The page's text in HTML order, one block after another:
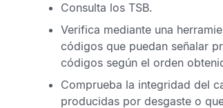
Consulta los TSB.
Verifica mediante una
códigos que puedan señalar
códigos según el orden
Comprueba la integridad del
producidas por desgaste o